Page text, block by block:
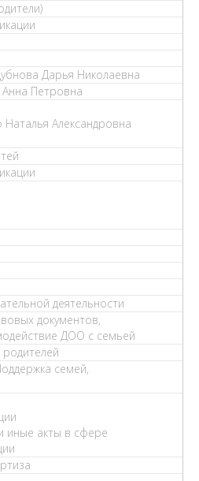
Дарья Николаевна
Петровна
Александровна
деятельности
документов,
ДОО с семьей
семей,
иные акты в сфере